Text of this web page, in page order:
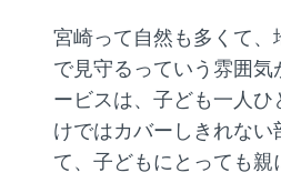
宮崎って自然も多くて
で見守るっていう雰囲
ービスは、子ども一人
けではカバーしきれな
て、子どもにとっても親